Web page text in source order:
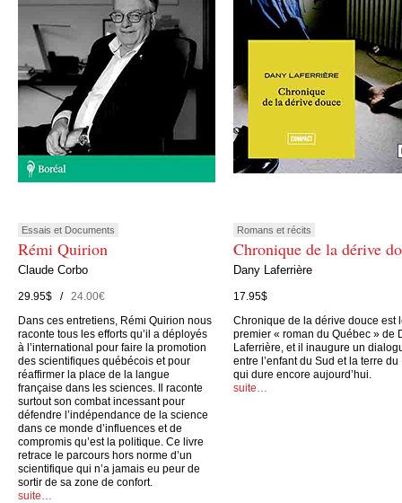
Essais et Documents
Rémi Quirion
Claude Corbo
29.95$ /24.00€
Dans ces entretiens, Rémi Quirion nous
raconte tous les efforts qu’il a déployés
à l’international pour faire la promotion
des scientifiques québécois et pour
réaffirmer la place de la langue
française dans les sciences. Il raconte
surtout son combat incessant pour
défendre l’indépendance de la science
dans ce monde d’influences et de
compromis qu’est la politique. Ce livre
retrace le parcours hors norme d’un
scientifique qui n’a jamais eu peur de
sortir de sa zone de confort.
suite…
Romans et récits
Chronique de la dérive
Dany Laferrière
17.95$
Chronique de la dérive douce est
premier « roman du Québec » de
Laferrière, et il inaugure un
entre l’enfant du Sud et la terre du
qui dure encore aujourd’hui.
suite…